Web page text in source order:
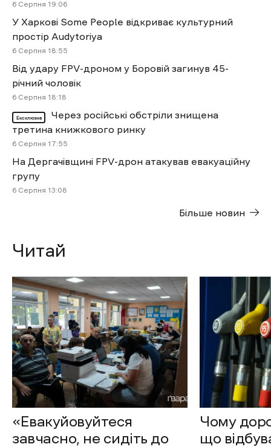
6 Cерпня 19:06
У Харкові Some People відкриває культурний
простір Audytoriya
6 Cерпня 18:55
Від удару FPV-дроном у Боровій загинув 45-
річний чоловік
6 Cерпня 18:18
Ексклюзив
Через російські обстріли знищена
третина книжкового ринку
6 Cерпня 17:55
На Дергачівщині FPV-дрон атакував евакуаційну
групу
6 Cерпня 13:08
Більше новин
Читай
«Евакуйовуйтеся
завчасно, не сидіть до
Чому
що